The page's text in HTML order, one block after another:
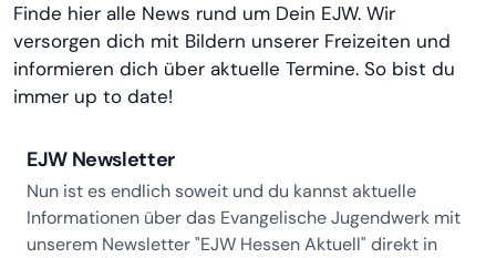
Finde hier alle News rund um Dein EJW. Wir
versorgen dich mit Bildern unserer Freizeiten und
informieren dich über aktuelle Termine. So bist du
immer up to date!
EJW Newsletter
Nun ist es endlich soweit und du kannst aktuelle
Informationen über das Evangelische Jugendwerk mit
unserem Newsletter "EJW Hessen Aktuell" direkt in